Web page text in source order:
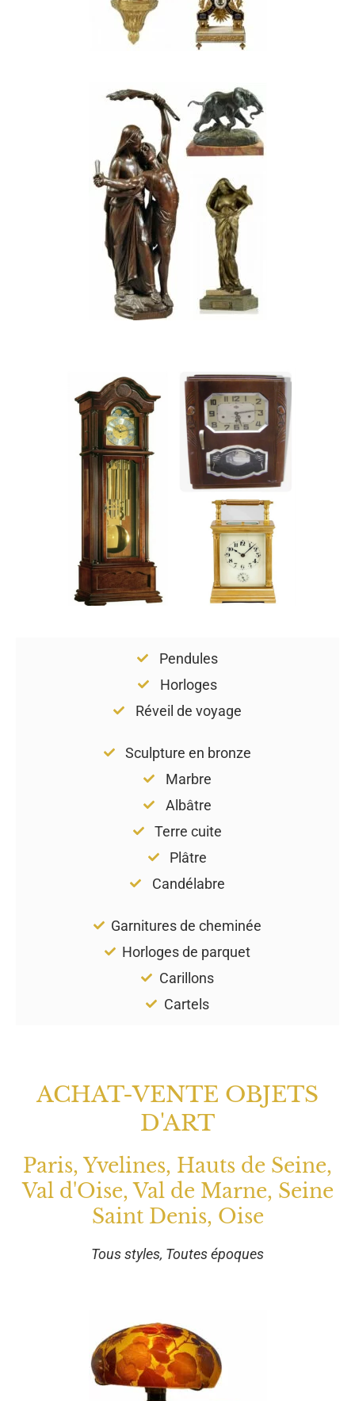
Pendules
Horloges
Réveil de voyage
Sculpture en bronze
Marbre
Albâtre
Terre cuite
Plâtre
Candélabre
Garnitures de cheminée
Horloges de parquet
Carillons
Cartels
ACHAT-VENTE OBJETS
D'ART
Paris, Yvelines, Hauts de Seine,
Val d'Oise, Val de Marne, Seine
Saint Denis, Oise
Tous styles, Toutes époques